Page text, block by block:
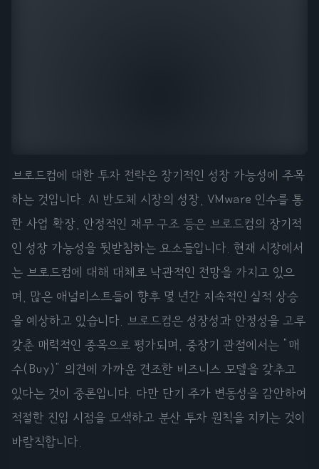
브로드컴에 대한 투자 전략은 장기적인 성장 가능성에 주목
하는 것입니다. AI 반도체 시장의 성장, VMware 인수를 통
한 사업 확장, 안정적인 재무 구조 등은 브로드컴의 장기적
인 성장 가능성을 뒷받침하는 요소들입니다. 현재 시장에서
는 브로드컴에 대해 대체로 낙관적인 전망을 가지고 있으
며, 많은 애널리스트들이 향후 몇 년간 지속적인 실적 상승
을 예상하고 있습니다. 브로드컴은 성장성과 안정성을 고루
갖춘 매력적인 종목으로 평가되며, 중장기 관점에서는 "매
수(Buy)" 의견에 가까운 견조한 비즈니스 모델을 갖추고
있다는 것이 중론입니다. 다만 단기 주가 변동성을 감안하여
적절한 진입 시점을 모색하고 분산 투자 원칙을 지키는 것이
바람직합니다.